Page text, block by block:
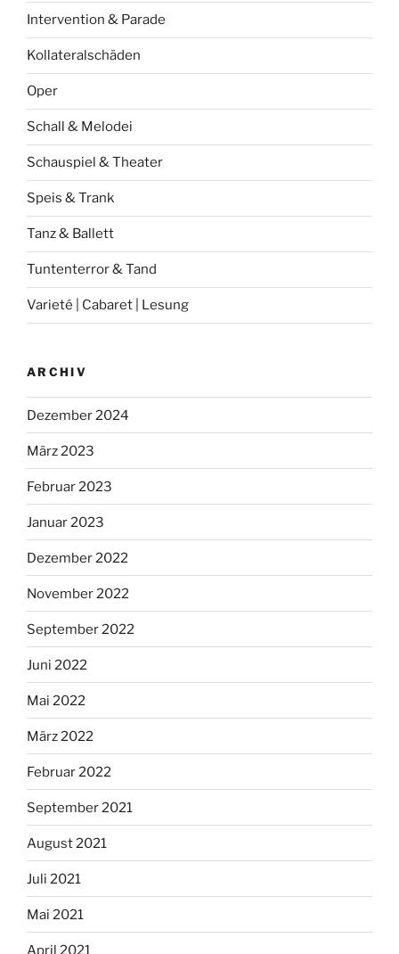
Intervention & Parade
Kollateralschäden
Oper
Schall & Melodei
Schauspiel & Theater
Speis & Trank
Tanz & Ballett
Tuntenterror & Tand
Varieté | Cabaret | Lesung
ARCHIV
Dezember 2024
März 2023
Februar 2023
Januar 2023
Dezember 2022
November 2022
September 2022
Juni 2022
Mai 2022
März 2022
Februar 2022
September 2021
August 2021
Juli 2021
Mai 2021
April 2021